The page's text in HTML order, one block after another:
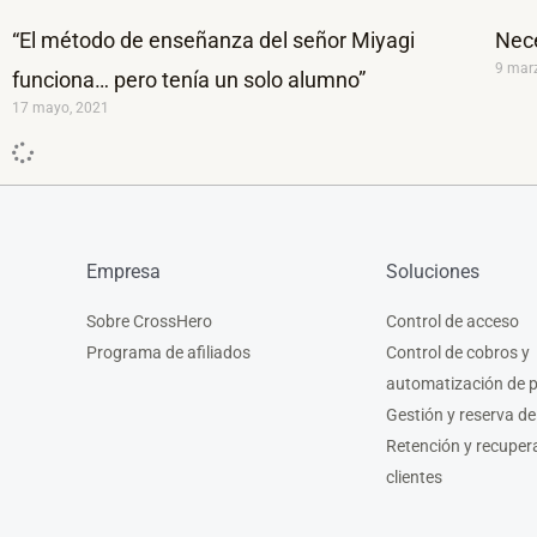
“El método de enseñanza del señor Miyagi
funciona… pero tenía un solo alumno”
17 mayo, 2021
9
Empresa
Sobre CrossHero
Programa de afiliados
Soluciones
Control de acceso
Control de cobros y
automatización de
Gestión y reserva
Retención y
clientes